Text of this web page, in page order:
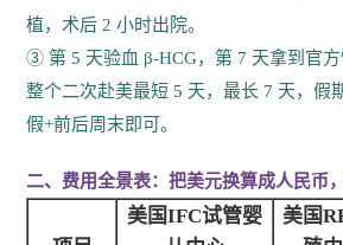
植，术后 2 小时出院。
③ 第 5 天验血 β-HCG，第 7 天拿到官方
整个二次赴美最短 5 天，最长 7 天，假
假+前后周末即可。
二、费用全景表：把美元换算成人民币
美国IFC试管婴
美国